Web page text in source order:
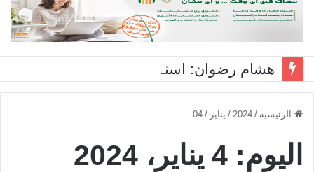
الرئيسية /
2024
/ يناير /
04
اليوم: 4 يناير، 2024